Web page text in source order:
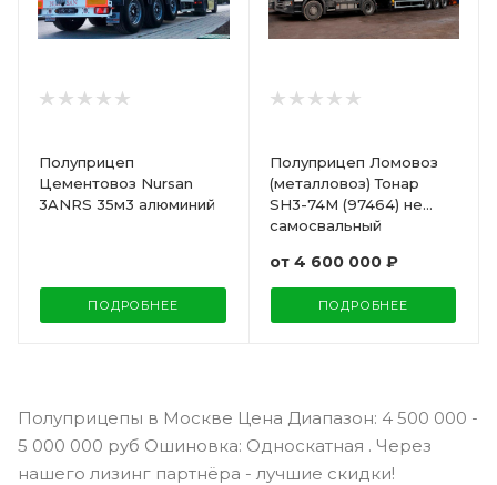
Полуприцеп
Цементовоз Nursan
3ANRS 35м3 алюминий
ПОДРОБНЕЕ
Полуприцеп Ломовоз
(металловоз) Тонар
SH3-74M (97464) не
самосвальный
от 4 600 000 ₽
ПОДРОБНЕЕ
Полуприцепы в Москве Цена Диапазон: 4 500 000 -
5 000 000 руб Ошиновка: Односкатная . Через
нашего лизинг партнёра - лучшие скидки!